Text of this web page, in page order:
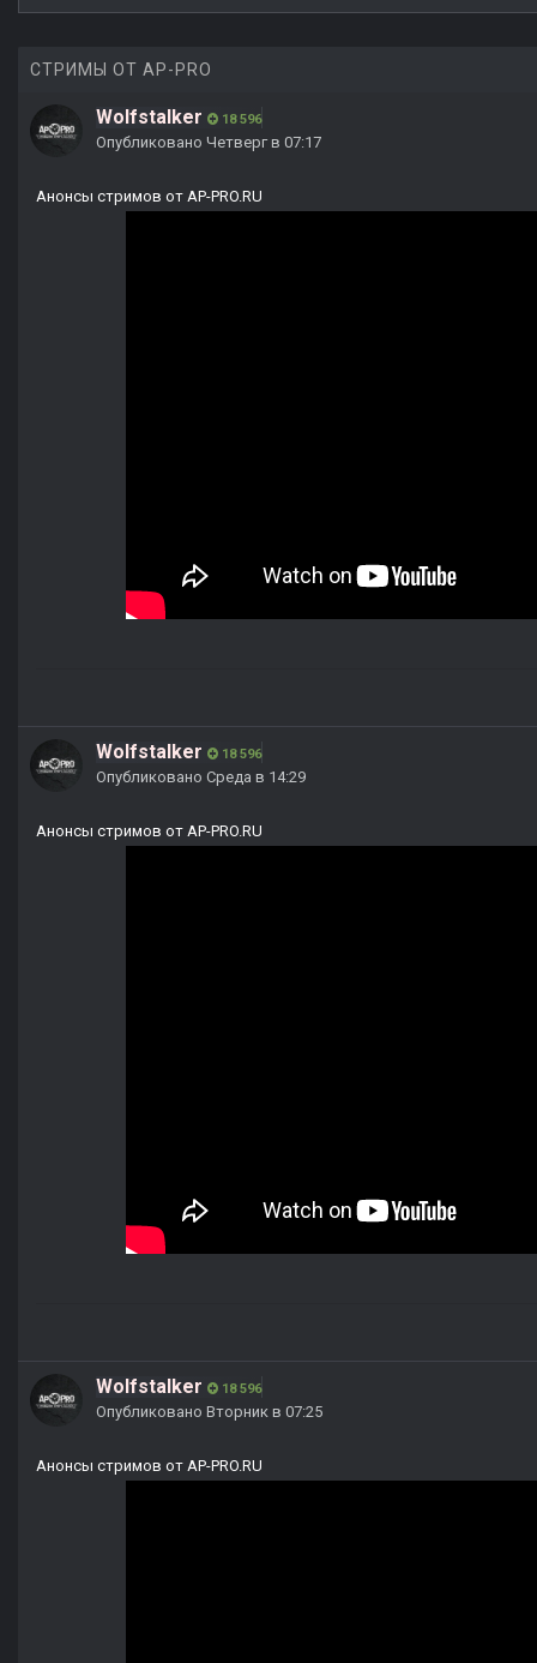
СТРИМЫ ОТ AP-PRO
Wolfstalker 18 596
Опубликовано Четверг в 07:17
Анонсы стримов от AP-PRO.RU
Wolfstalker 18 596
Опубликовано Среда в 14:29
Анонсы стримов от AP-PRO.RU
Wolfstalker 18 596
Опубликовано Вторник в 07:25
Анонсы стримов от AP-PRO.RU